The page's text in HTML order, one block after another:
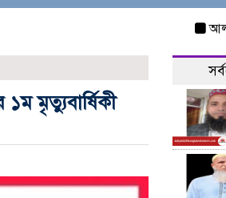
মৃত্যুবার্ষিকী